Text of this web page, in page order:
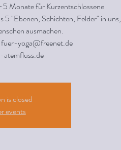
Monate für Kurzentschlossene
5 "Ebenen, Schichten, Felder" in uns,
ausmachen.
yoga@freenet.de
is closed
events